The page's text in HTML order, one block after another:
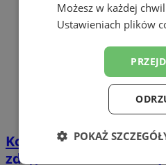
Konsultacje społeczne
zdegradowane obszary
Możesz w każdej
Ustawieniach plików
POKAŻ